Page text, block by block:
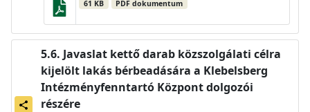
61 KB PDF dokumentum
share
Javaslat kettő darab közszolgálati célra
kijelölt lakás bérbeadására a Klebelsberg
Intézményfenntartó Központ dolgozói
részére